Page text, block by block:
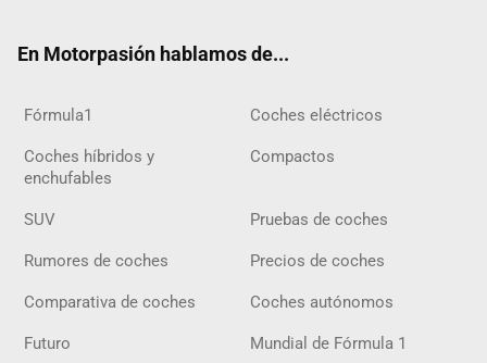
En Motorpasión hablamos de...
Fórmula1 Coches eléctricos
Coches híbridos y
enchufables
Compactos
SUV Pruebas de coches
Rumores de coches Precios de coches
Comparativa de coches Coches autónomos
Futuro Mundial de Fórmula 1